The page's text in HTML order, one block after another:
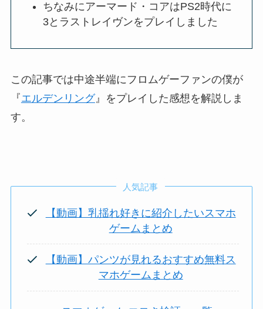
ちなみにアーマード・コアはPS2時代に
3とラストレイヴンをプレイしました
この記事では中途半端にフロムゲーファンの僕が
『エルデンリング』をプレイした感想を解説しま
す。
人気記事
【動画】乳揺れ好きに紹介したいスマホ
ゲームまとめ
【動画】パンツが見れるおすすめ無料ス
マホゲームまとめ